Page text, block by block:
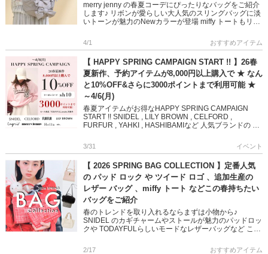
merry jenny の春夏コーデにぴったりなバッグをご紹介
します♪ リボンが愛らしい大人気のスリングバッグに淡
いトーンが魅力のNewカラーが登場 miffy トートもリボ
4/1 おすすめアイテム
【 HAPPY SPRING CAMPAIGN START !! 】26春
夏新作、予約アイテムが8,000円以上購入で ★ なん
と10%OFF&さらに3000ポイントまで利用可能 ★
～4/6(月)
春夏アイテムがお得なHAPPY SPRING CAMPAIGN
START !! SNIDEL , LILY BROWN , CELFORD ,
FURFUR , YAHKI , HASHIBAMIなど 人気ブランドの
3/31 イベント
【 2026 SPRING BAG COLLECTION 】定番人気
の パッド ロック や ツイード ロゴ 、追加生産の
レザー バッグ 、miffy トート などこの春持ちたい
バッグをご紹介
春のトレンドを取り入れるならまずは小物から♪
SNIDEL のカギチャームやストールが魅力のパッドロッ
クや TODAYFULらしいモードなレザーバッグなど この
ひご覧くだ […]
2/17 おすすめアイテム